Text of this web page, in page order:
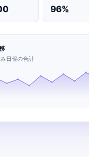
96%
日報の合計